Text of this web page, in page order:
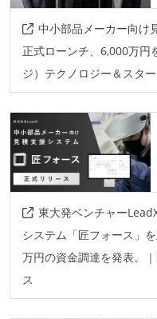
中小部品メーカー向け
正式ローンチ、6,000万円
ジ）テクノロジー＆スタ
東大発ベンチャー
システム「匠フォース」
万円の資金調達を発表。
ス